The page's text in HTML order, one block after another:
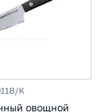
K
овощной